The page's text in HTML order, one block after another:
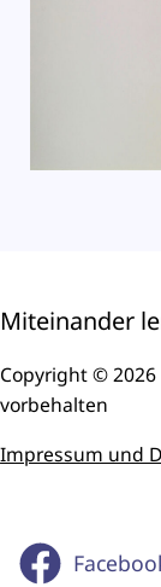
Miteinander
Copyright © 2026
vorbehalten
Impressum und